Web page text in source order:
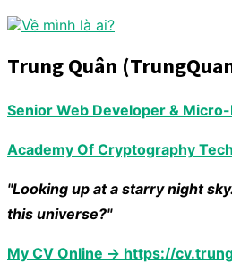
Trung Quân
Senior Web Developer &
Academy Of Cryptography
"Looking up at a starry night
this universe?"
My CV Online → https://